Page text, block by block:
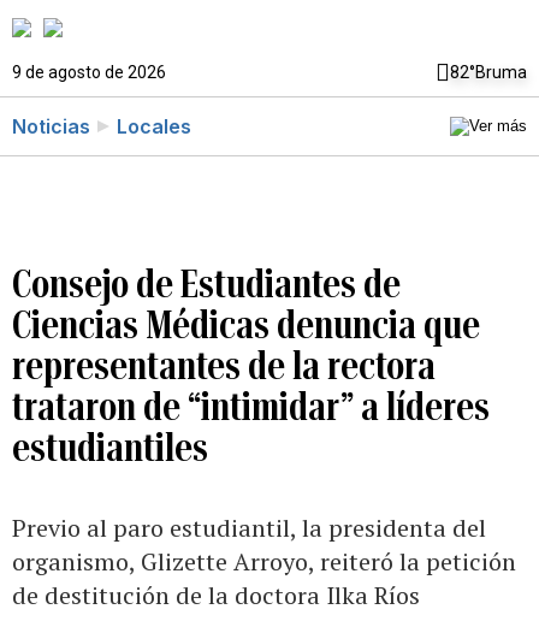
9 de agosto de 2026 82°Bruma
Noticias Locales
Consejo de Estudiantes de
Ciencias Médicas denuncia que
representantes de la rectora
trataron de “intimidar” a líderes
estudiantiles
Previo al paro estudiantil, la presidenta del
organismo, Glizette Arroyo, reiteró la petición
de destitución de la doctora Ilka Ríos